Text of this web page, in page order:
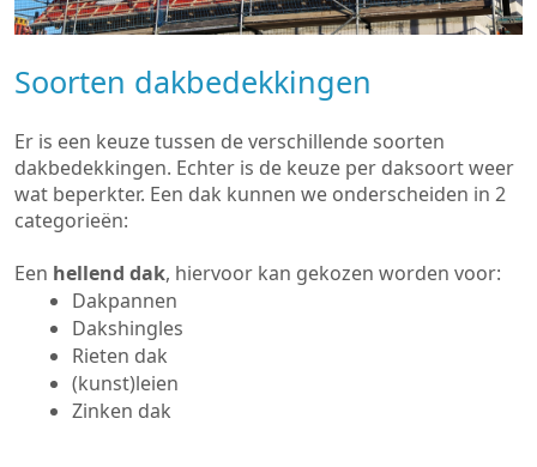
Soorten dakbedekkingen
Er is een keuze tussen de verschillende soorten
dakbedekkingen. Echter is de keuze per daksoort weer
wat beperkter. Een dak kunnen we onderscheiden in 2
categorieën:
Een hellend dak, hiervoor kan gekozen worden voor:
Dakpannen
Dakshingles
Rieten dak
(kunst)leien
Zinken dak